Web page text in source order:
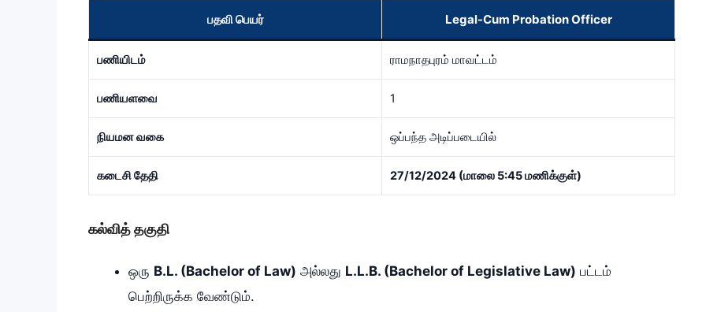
பதவி பெயர் Legal-Cum Probation Officer
பணியிடம் ராமநாதபுரம் மாவட்டம்
பணியளவை 1
நியமன வகை ஒப்பந்த அடிப்படையில்
கடைசி தேதி 27/12/2024 (மாலை 5:45 மணிக்குள்)
கல்வித் தகுதி
ஒரு B.L. (Bachelor of Law) அல்லது L.L.B. (Bachelor of Legislative Law) பட்டம்
பெற்றிருக்க வேண்டும்.